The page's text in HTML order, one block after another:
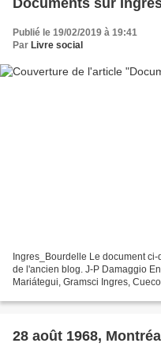
Publié le 19/02/2019 à 19:41
Par Livre social
Ingres_Bourdelle Le document
de l'ancien blog. J-P Damaggio
Mariátegui, Gramsci Ingres,
28 août 1968, Montréal